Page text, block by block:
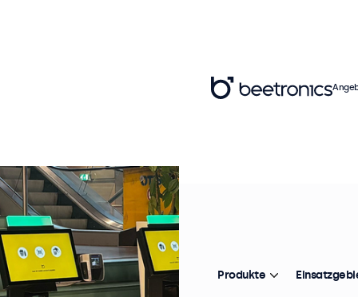
Produkte